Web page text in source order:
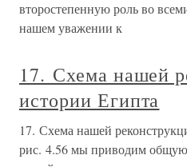
второстепенную роль во
нашем уважении к
17. Схема нашей
истории Египта
17. Схема нашей
рис. 4.56 мы приводим